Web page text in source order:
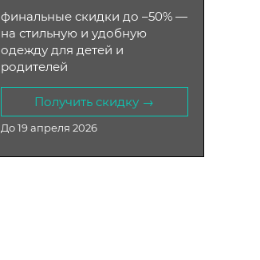
финальные скидки до –50% —
на стильную и удобную
одежду для детей и
родителей
Получить скидку →
До 19 апреля 2026